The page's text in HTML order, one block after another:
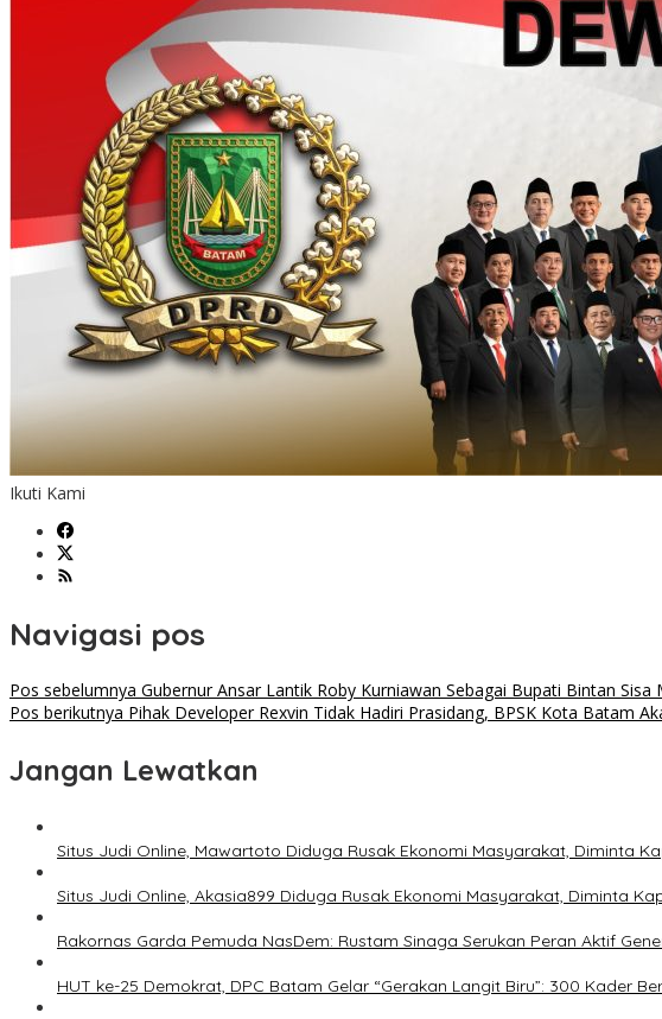
Ikuti Kami
Navigasi pos
Pos sebelumnya Gubernur Ansar Lantik Roby Kurniawan Sebagai Bupati Bintan Sisa
Pos berikutnya Pihak Developer Rexvin Tidak Hadiri Prasidang, BPSK Kota Batam
Jangan Lewatkan
Situs Judi Online, Mawartoto Diduga Rusak Ekonomi Masyarakat, Diminta
Situs Judi Online, Akasia899 Diduga Rusak Ekonomi Masyarakat, Diminta
Rakornas Garda Pemuda NasDem: Rustam Sinaga Serukan Peran Aktif
HUT ke-25 Demokrat, DPC Batam Gelar “Gerakan Langit Biru”: 300 Kader